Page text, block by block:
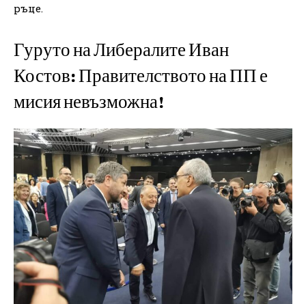
ръце.
Гуруто на Либералите Иван
Костов: Правителството на ПП е
мисия невъзможна!